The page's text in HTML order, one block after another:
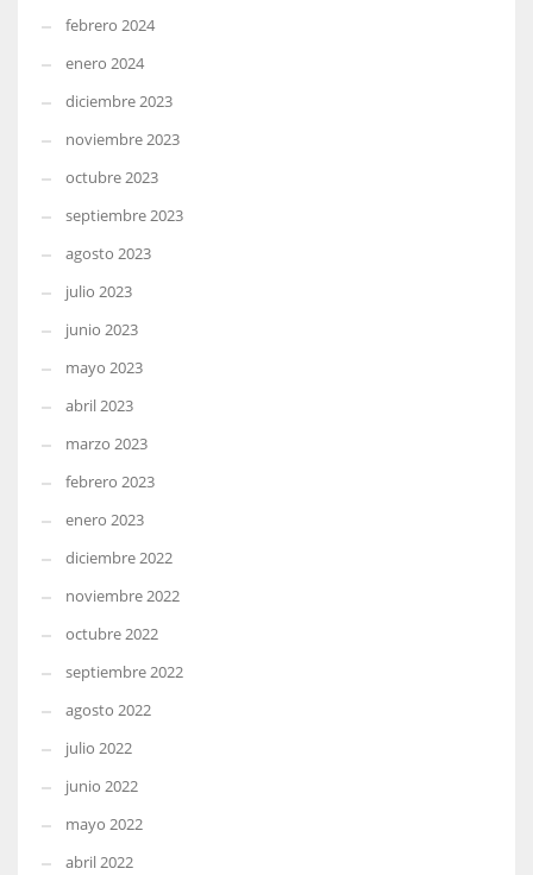
febrero 2024
enero 2024
diciembre 2023
noviembre 2023
octubre 2023
septiembre 2023
agosto 2023
julio 2023
junio 2023
mayo 2023
abril 2023
marzo 2023
febrero 2023
enero 2023
diciembre 2022
noviembre 2022
octubre 2022
septiembre 2022
agosto 2022
julio 2022
junio 2022
mayo 2022
abril 2022